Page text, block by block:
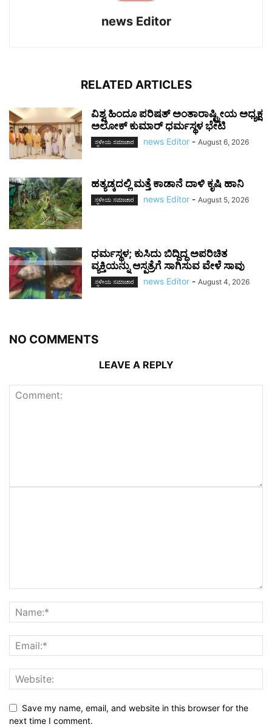
news Editor
RELATED ARTICLES
ವಿಶ್ವ ಹಿಂದೂ ಪರಿಷತ್ ಅಂತಾರಾಷ್ಟ್ರೀಯ ಅಧ್ಯಕ್ಷ
ಅಲೋಕ್ ಕುಮಾರ್ ಧರ್ಮಸ್ಥಳ ಭೇಟಿ
ಸ್ಥಳೀಯ ಸಮಾಚಾರ news Editor - August 6, 2026
ಹತ್ಯಡ್ಕದಲ್ಲಿ ಮತ್ತೆ ಕಾಡಾನೆ ದಾಳಿ ಕೃಷಿ ಹಾನಿ
ಸ್ಥಳೀಯ ಸಮಾಚಾರ news Editor - August 5, 2026
ಧರ್ಮಸ್ಥಳ; ಕುಸಿದು ಬಿದ್ದಿದ್ದ ಅಪರಿಚಿತ
ವ್ಯಕ್ತಿಯನ್ನು ಆಸ್ಪತ್ರೆಗೆ ಸಾಗಿಸುವ ವೇಳೆ ಸಾವು
ಸ್ಥಳೀಯ ಸಮಾಚಾರ news Editor - August 4, 2026
NO COMMENTS
LEAVE A REPLY
Save my name, email, and website in this browser for the
next time I comment.